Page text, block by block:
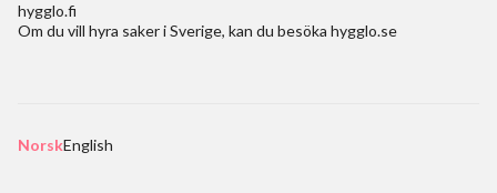
hygglo.fi
Om du vill hyra saker i Sverige, kan du besöka hygglo.se
NorskEnglish